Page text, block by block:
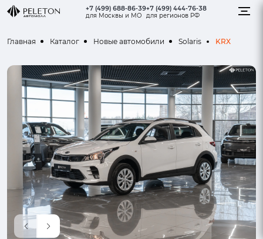
+7 (499) 688-86-39
для Москвы и МО
+7 (499) 444-76-38
для регионов РФ
Главная Каталог Новые автомобили Solaris KRX